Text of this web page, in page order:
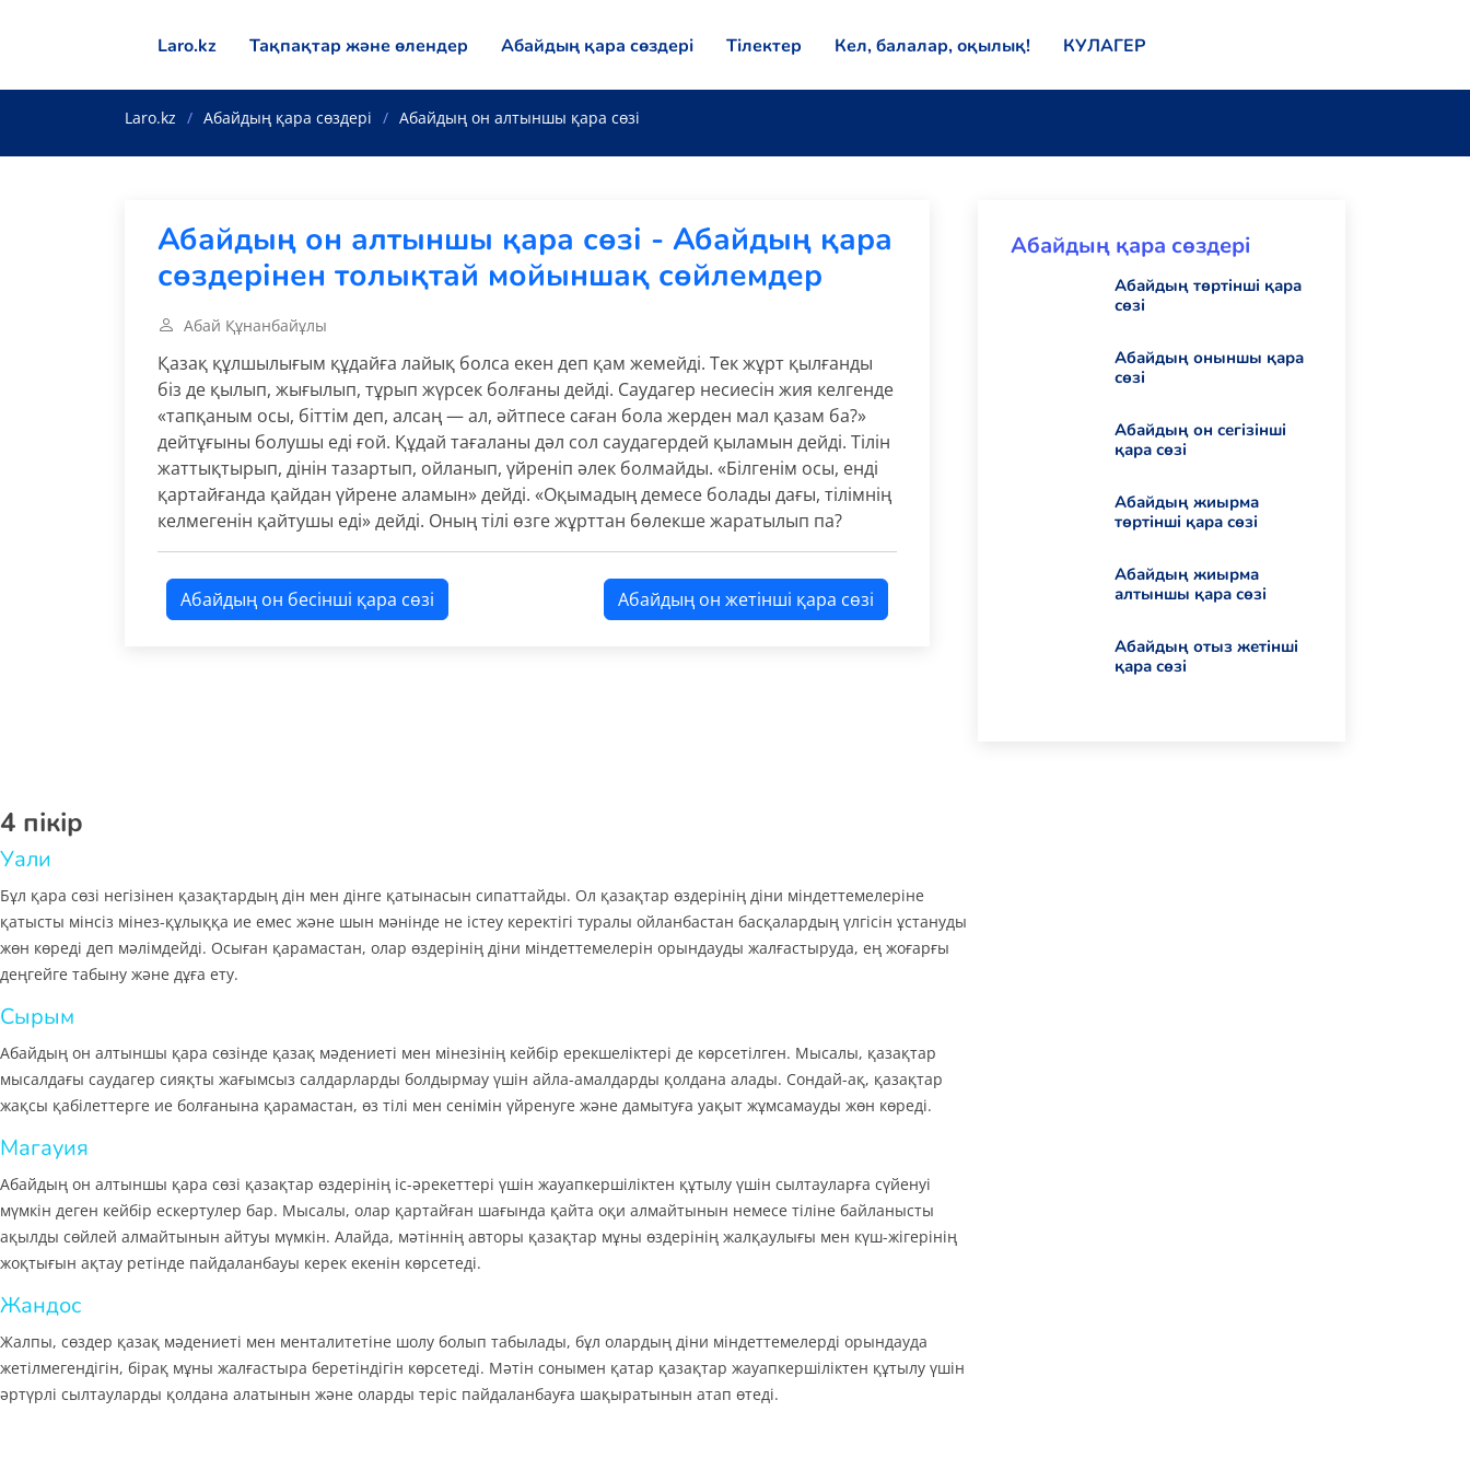
Laro.kz Тақпақтар және өлендер Абайдың қара сөздері Тілектер Кел, балалар, оқылық! КУЛАГЕР
Laro.kz Абайдың қара сөздері Абайдың он алтыншы қара сөзі
Абайдың он алтыншы қара сөзі - Абайдың қара
сөздерінен толықтай мойыншақ сөйлемдер
Абай Құнанбайұлы
Қазақ құлшылығым құдайға лайық болса екен деп қам жемейді. Тек жұрт қылғанды
біз де қылып, жығылып, тұрып жүрсек болғаны дейді. Саудагер несиесін жия келгенде
«тапқаным осы, біттім деп, алсаң — ал, әйтпесе саған бола жерден мал қазам ба?»
дейтұғыны болушы еді ғой. Құдай тағаланы дәл сол саудагердей қыламын дейді. Тілін
жаттықтырып, дінін тазартып, ойланып, үйреніп әлек болмайды. «Білгенім осы, енді
қартайғанда қайдан үйрене аламын» дейді. «Оқымадың демесе болады дағы, тілімнің
келмегенін қайтушы еді» дейді. Оның тілі өзге жұрттан бөлекше жаратылып па?
Абайдың он бесінші қара сөзі Абайдың он жетінші қара сөзі
Абайдың қара сөздері
Абайдың төртінші қара
сөзі
Абайдың оныншы қара
сөзі
Абайдың он сегізінші
қара сөзі
Абайдың жиырма
төртінші қара сөзі
Абайдың жиырма
алтыншы қара сөзі
Абайдың отыз жетінші
қара сөзі
4 пікір
Уали
Бұл қара сөзі негізінен қазақтардың дін мен дінге қатынасын сипаттайды. Ол қазақтар өздерінің діни міндеттемелеріне
қатысты мінсіз мінез-құлыққа ие емес және шын мәнінде не істеу керектігі туралы ойланбастан басқалардың үлгісін ұстануды
жөн көреді деп мәлімдейді. Осыған қарамастан, олар өздерінің діни міндеттемелерін орындауды жалғастыруда, ең жоғарғы
деңгейге табыну және дұға ету.
Сырым
Абайдың он алтыншы қара сөзінде қазақ мәдениеті мен мінезінің кейбір ерекшеліктері де көрсетілген. Мысалы, қазақтар
мысалдағы саудагер сияқты жағымсыз салдарларды болдырмау үшін айла-амалдарды қолдана алады. Сондай-ақ, қазақтар
жақсы қабілеттерге ие болғанына қарамастан, өз тілі мен сенімін үйренуге және дамытуға уақыт жұмсамауды жөн көреді.
Магауия
Абайдың он алтыншы қара сөзі қазақтар өздерінің іс-әрекеттері үшін жауапкершіліктен құтылу үшін сылтауларға сүйенуі
мүмкін деген кейбір ескертулер бар. Мысалы, олар қартайған шағында қайта оқи алмайтынын немесе тіліне байланысты
ақылды сөйлей алмайтынын айтуы мүмкін. Алайда, мәтіннің авторы қазақтар мұны өздерінің жалқаулығы мен күш-жігерінің
жоқтығын ақтау ретінде пайдаланбауы керек екенін көрсетеді.
Жандос
Жалпы, сөздер қазақ мәдениеті мен менталитетіне шолу болып табылады, бұл олардың діни міндеттемелерді орындауда
жетілмегендігін, бірақ мұны жалғастыра беретіндігін көрсетеді. Мәтін сонымен қатар қазақтар жауапкершіліктен құтылу үшін
әртүрлі сылтауларды қолдана алатынын және оларды теріс пайдаланбауға шақыратынын атап өтеді.